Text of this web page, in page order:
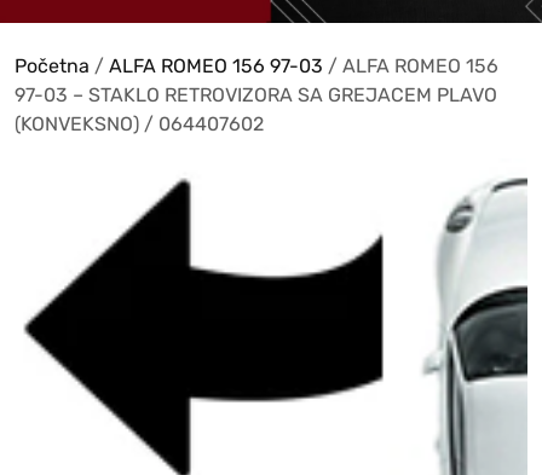
Početna / ALFA ROMEO 156 97-03 / ALFA ROMEO 156
97-03 – STAKLO RETROVIZORA SA GREJACEM PLAVO
(KONVEKSNO) / 064407602